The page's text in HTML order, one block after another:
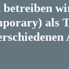
betreiben
als